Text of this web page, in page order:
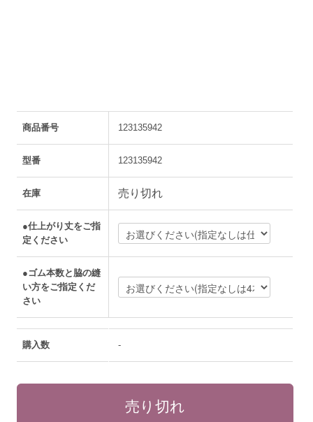
商品番号 123135942
型番 123135942
在庫 売り切れ
●仕上がり丈をご指
定ください
●ゴム本数と脇の縫
い方をご指定くだ
さい
購入数 -